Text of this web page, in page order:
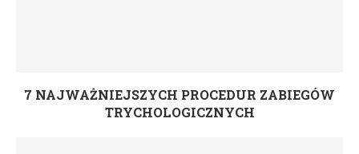
7 NAJWAŻNIEJSZYCH PROCEDUR ZABIEGÓW
TRYCHOLOGICZNYCH